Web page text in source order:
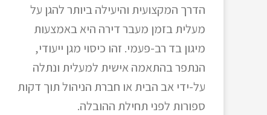
הדרך המקצועית והיעילה ביותר להגן על
מעלית בזמן מעבר דירה היא באמצעות
מיגון בד רב-פעמי. זהו כיסוי מגן ייעודי,
הנתפר בהתאמה אישית למעלית ונתלה
על-ידי אב הבית או חברת הניהול תוך דקות
ספורות לפני תחילת ההובלה.